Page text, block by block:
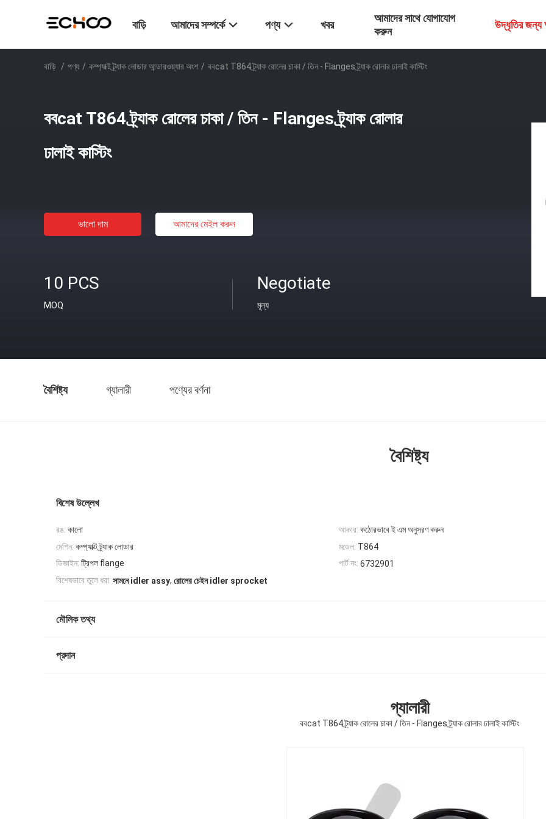
বাড়ি আমাদের সম্পর্কে পণ্য খবর
আমাদের সাথে যোগাযোগ
করুন
উদ্ধৃতির জন্য
বাড়ি / পণ্য / কম্প্যাক্ট ট্র্যাক লোডার আন্ডারওয়্যার অংশ / ববcat T864 ট্র্যাক রোলের চাকা / তিন - Flanges ট্র্যাক রোলার ঢালাই কাস্টিং
ববcat T864 ট্র্যাক রোলের চাকা / তিন - Flanges ট্র্যাক রোলার
ঢালাই কাস্টিং
ভালো দাম আমাদের মেইল ​​করুন
10 PCS
MOQ
Negotiate
মূল্য
বৈশিষ্ট্য গ্যালারী পণ্যের বর্ণনা
বৈশিষ্ট্য
বিশেষ উল্লেখ
রঙ: কালো আকার: কঠোরভাবে ই এম অনুসরণ করুন
মেশিন: কম্প্যাক্ট ট্র্যাক লোডার মডেল: T864
ডিজাইন: ট্রিপল flange পার্ট নং: 6732901
বিশেষভাবে তুলে ধরা: সামনে idler assy, ​​রোলের চেইন idler sprocket
মৌলিক তথ্য
প্রদান
গ্যালারী
ববcat T864 ট্র্যাক রোলের চাকা / তিন - Flanges ট্র্যাক রোলার ঢালাই কাস্টিং